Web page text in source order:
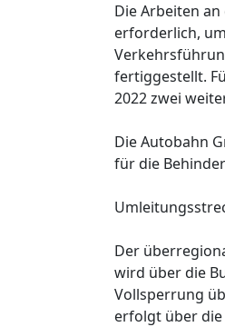
Die Arbeiten
erforderlich,
fertiggestellt.
2022 zwei
Die Autobahn
für die
Der
wird über die
Vollsperrung
erfolgt über die